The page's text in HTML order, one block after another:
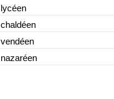
lycéen
chaldéen
vendéen
nazaréen